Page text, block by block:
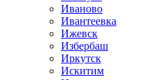
Иваново
Ивантеевка
Ижевск
Избербаш
Иркутск
Искитим